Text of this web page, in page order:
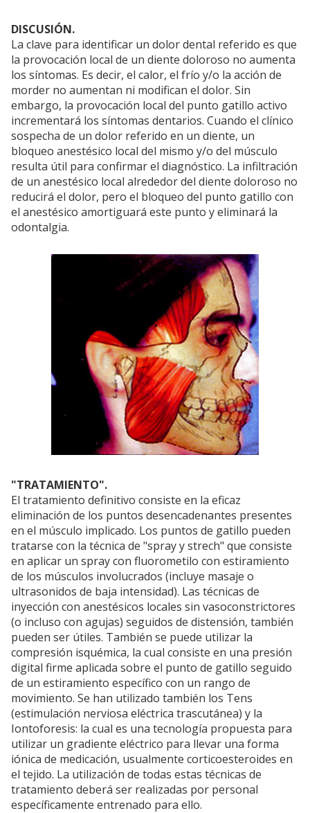
DISCUSIÓN.
La clave para identificar un dolor dental referido es que
la provocación local de un diente doloroso no aumenta
los síntomas. Es decir, el calor, el frío y/o la acción de
morder no aumentan ni modifican el dolor. Sin
embargo, la provocación local del punto gatillo activo
incrementará los síntomas dentarios. Cuando el clínico
sospecha de un dolor referido en un diente, un
bloqueo anestésico local del mismo y/o del músculo
resulta útil para confirmar el diagnóstico. La infiltración
de un anestésico local alrededor del diente doloroso no
reducirá el dolor, pero el bloqueo del punto gatillo con
el anestésico amortiguará este punto y eliminará la
odontalgia.
"TRATAMIENTO".
El tratamiento definitivo consiste en la eficaz
eliminación de los puntos desencadenantes presentes
en el músculo implicado. Los puntos de gatillo pueden
tratarse con la técnica de "spray y strech" que consiste
en aplicar un spray con fluorometilo con estiramiento
de los músculos involucrados (incluye masaje o
ultrasonidos de baja intensidad). Las técnicas de
inyección con anestésicos locales sin vasoconstrictores
(o incluso con agujas) seguidos de distensión, también
pueden ser útiles. También se puede utilizar la
compresión isquémica, la cual consiste en una presión
digital firme aplicada sobre el punto de gatillo seguido
de un estiramiento específico con un rango de
movimiento. Se han utilizado también los Tens
(estimulación nerviosa eléctrica trascutánea) y la
Iontoforesis: la cual es una tecnología propuesta para
utilizar un gradiente eléctrico para llevar una forma
iónica de medicación, usualmente corticoesteroides en
el tejido. La utilización de todas estas técnicas de
tratamiento deberá ser realizadas por personal
específicamente entrenado para ello.